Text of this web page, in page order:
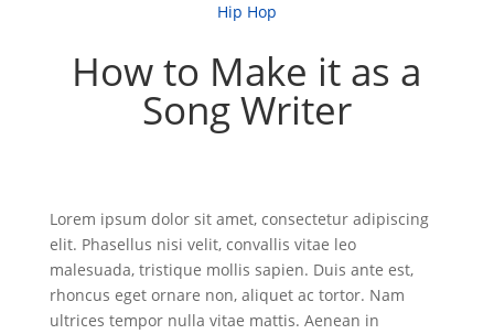
Hip Hop
How to Make it as a
Song Writer
Lorem ipsum dolor sit amet, consectetur adipiscing
elit. Phasellus nisi velit, convallis vitae leo
malesuada, tristique mollis sapien. Duis ante est,
rhoncus eget ornare non, aliquet ac tortor. Nam
ultrices tempor nulla vitae mattis. Aenean in